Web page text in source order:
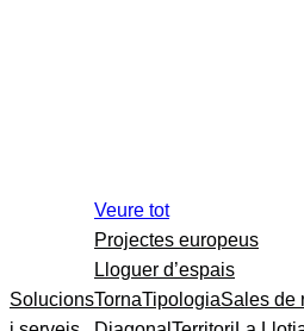
Solucions
Veure tot
Projectes europeus
Lloguer d’espais
TornaTipologiaSales de